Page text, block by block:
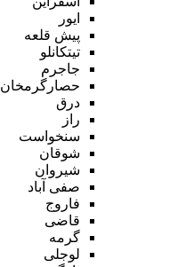
ایور
پیش قلعه
تیتکانلو
جاجرم
حصارگرمخان
درق
راز
سنخواست
شوقان
شیروان
صفی آباد
فاروج
قاضی
گرمه
لوجلی